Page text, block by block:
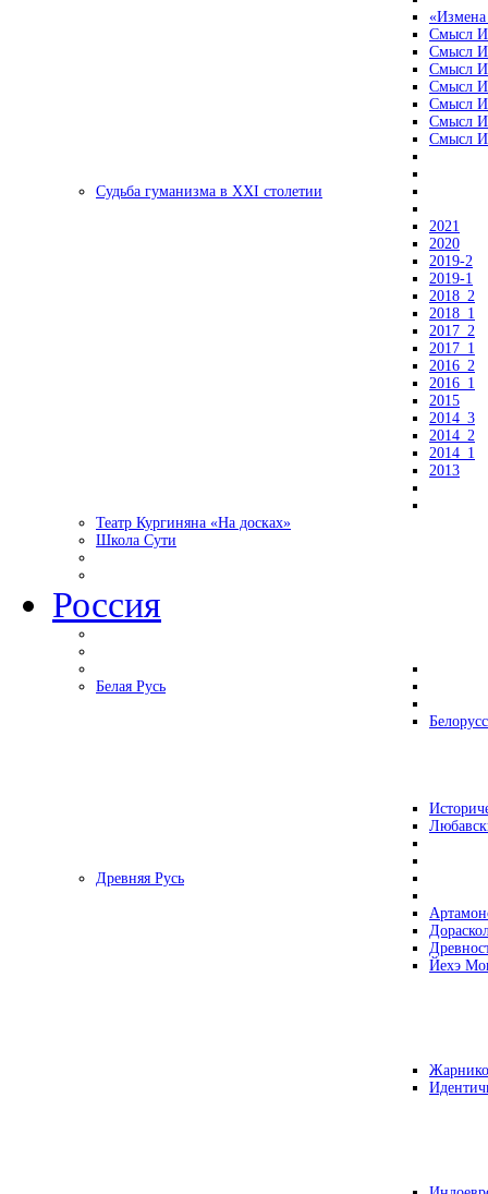
«Измена
Смысл
Смысл
Смысл
Смысл
Смысл
Смысл
Смысл
Судьба гуманизма в XXI столетии
2021
2020
2019-2
2019-1
2018_2
2018_1
2017_2
2017_1
2016_2
2016_1
2015
2014_3
2014_2
2014_1
2013
Театр Кургиняна «На досках»
Школа Сути
Россия
Белая Русь
Древняя Русь
Йехэ